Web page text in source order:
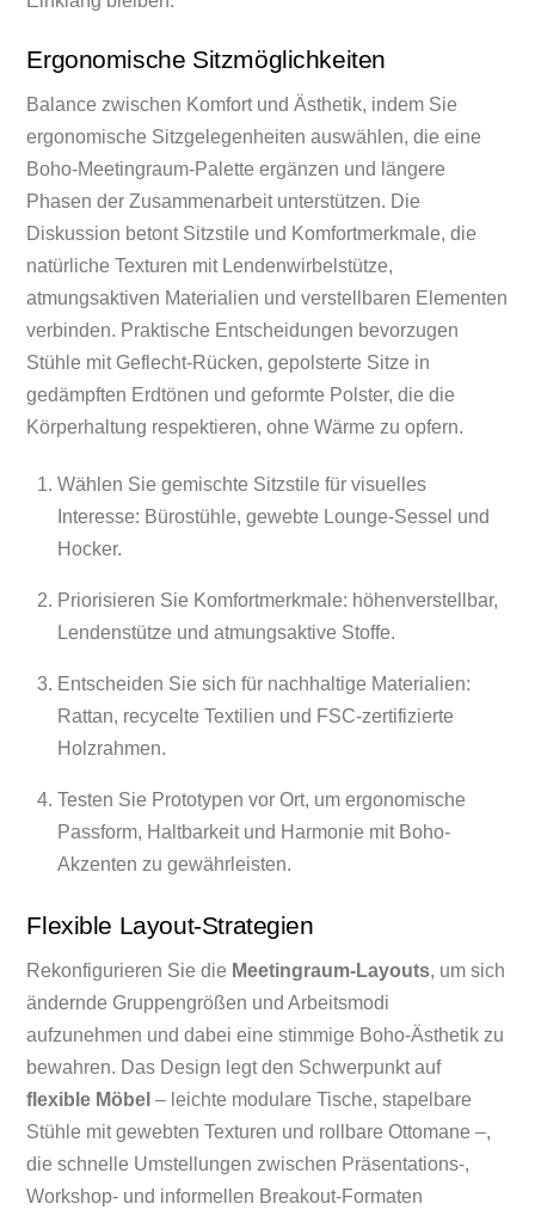
Ergonomische Sitzmöglichkeiten
Balance zwischen Komfort und Ästhetik, indem Sie
ergonomische Sitzgelegenheiten auswählen, die eine
Boho-Meetingraum-Palette ergänzen und längere
Phasen der Zusammenarbeit unterstützen. Die
Diskussion betont Sitzstile und Komfortmerkmale, die
natürliche Texturen mit Lendenwirbelstütze,
atmungsaktiven Materialien und verstellbaren Elementen
verbinden. Praktische Entscheidungen bevorzugen
Stühle mit Geflecht-Rücken, gepolsterte Sitze in
gedämpften Erdtönen und geformte Polster, die die
Körperhaltung respektieren, ohne Wärme zu opfern.
Wählen Sie gemischte Sitzstile für visuelles
Interesse: Bürostühle, gewebte Lounge-Sessel und
Hocker.
Priorisieren Sie Komfortmerkmale: höhenverstellbar,
Lendenstütze und atmungsaktive Stoffe.
Entscheiden Sie sich für nachhaltige Materialien:
Rattan, recycelte Textilien und FSC-zertifizierte
Holzrahmen.
Testen Sie Prototypen vor Ort, um ergonomische
Passform, Haltbarkeit und Harmonie mit Boho-
Akzenten zu gewährleisten.
Flexible Layout-Strategien
Rekonfigurieren Sie die Meetingraum‑Layouts, um sich
ändernde Gruppengrößen und Arbeitsmodi
aufzunehmen und dabei eine stimmige Boho‑Ästhetik zu
bewahren. Das Design legt den Schwerpunkt auf
flexible Möbel – leichte modulare Tische, stapelbare
Stühle mit gewebten Texturen und rollbare Ottomane –,
die schnelle Umstellungen zwischen Präsentations-,
Workshop‑ und informellen Breakout‑Formaten